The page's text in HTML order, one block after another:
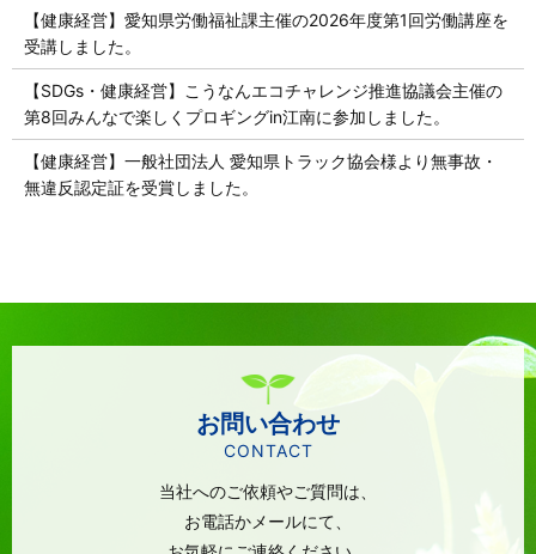
【健康経営】愛知県労働福祉課主催の2026年度第1回労働講座を
受講しました。
【SDGs・健康経営】こうなんエコチャレンジ推進協議会主催の
第8回みんなで楽しくプロギングin江南に参加しました。
【健康経営】一般社団法人 愛知県トラック協会様より無事故・
無違反認定証を受賞しました。
お問い合わせ
CONTACT
当社へのご依頼やご質問は、
お電話かメールにて、